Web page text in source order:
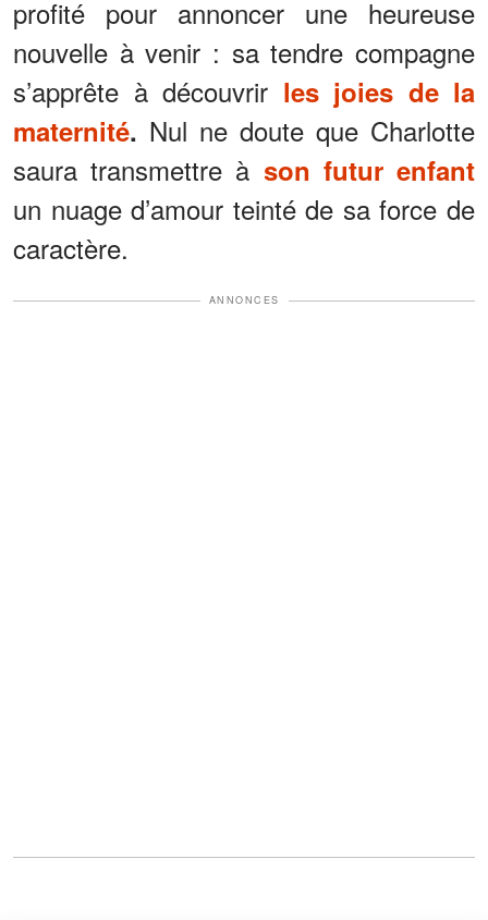
profité pour annoncer une heureuse
nouvelle à venir : sa tendre compagne
s’apprête à découvrir les joies de la
maternité. Nul ne doute que Charlotte
saura transmettre à son futur enfant
un nuage d’amour teinté de sa force de
caractère.
ANNONCES